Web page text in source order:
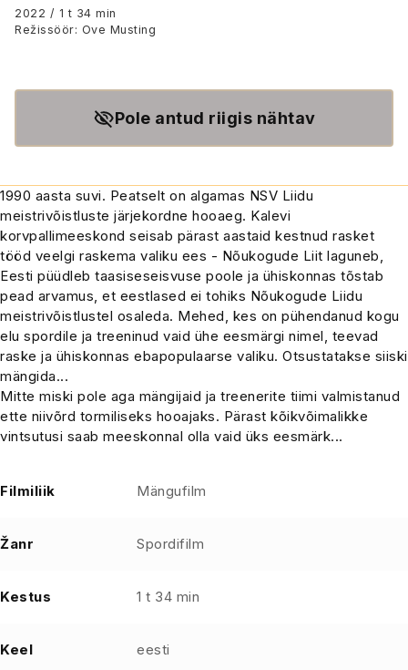
2022 / 1 t 34 min
Režissöör: Ove Musting
Pole antud riigis nähtav
1990 aasta suvi. Peatselt on algamas NSV Liidu
meistrivõistluste järjekordne hooaeg. Kalevi
korvpallimeeskond seisab pärast aastaid kestnud rasket
tööd veelgi raskema valiku ees - Nõukogude Liit laguneb,
Eesti püüdleb taasiseseisvuse poole ja ühiskonnas tõstab
pead arvamus, et eestlased ei tohiks Nõukogude Liidu
meistrivõistlustel osaleda. Mehed, kes on pühendanud kogu
elu spordile ja treeninud vaid ühe eesmärgi nimel, teevad
raske ja ühiskonnas ebapopulaarse valiku. Otsustatakse siiski
mängida...
Mitte miski pole aga mängijaid ja treenerite tiimi valmistanud
ette niivõrd tormiliseks hooajaks. Pärast kõikvõimalikke
vintsutusi saab meeskonnal olla vaid üks eesmärk...
Filmiliik Mängufilm
Žanr Spordifilm
Kestus 1 t 34 min
Keel eesti